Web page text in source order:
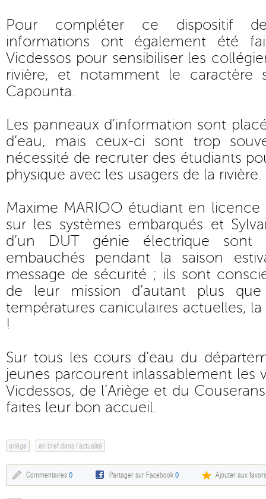
Pour compléter ce dispositif
informations ont également été
Vicdessos pour sensibiliser les
rivière, et notamment le caractère
Capounta.
Les panneaux d’information sont
d’eau, mais ceux-ci sont trop
nécessité de recruter des étudiants
physique avec les usagers de la rivière.
Maxime MARIOO étudiant en licence
sur les systèmes embarqués et
d’un DUT génie électrique sont
embauchés pendant la saison
message de sécurité ; ils sont
de leur mission d’autant plus
températures caniculaires actuelles,
!
Sur tous les cours d’eau du
jeunes parcourent inlassablement les
Vicdessos, de l’Ariège et du
faites leur bon accueil.
ariège en bref dans l'actualité
Commentaires 0 Partager sur Facebook0 Ajouter aux